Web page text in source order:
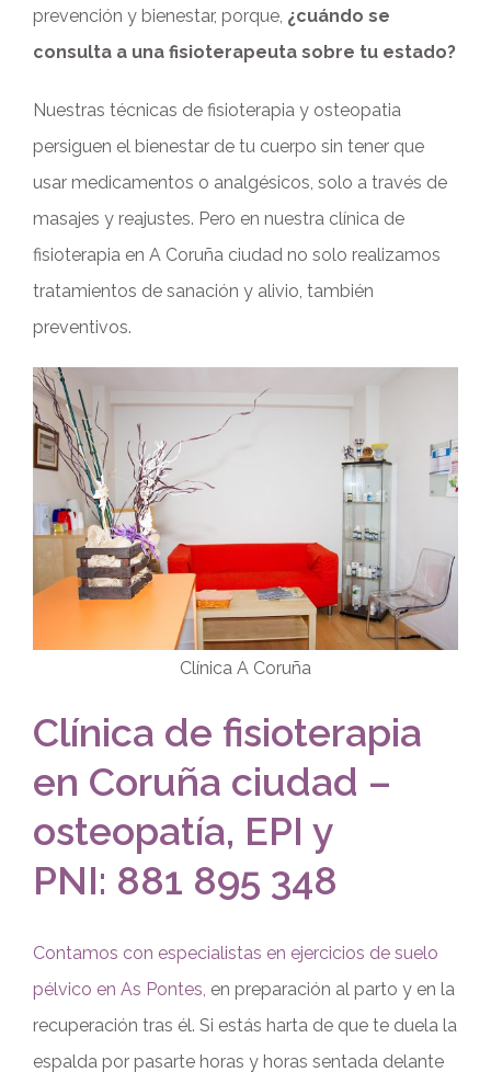
prevención y bienestar, porque, ¿cuándo se
consulta a una fisioterapeuta sobre tu estado?
Nuestras técnicas de fisioterapia y osteopatia
persiguen el bienestar de tu cuerpo sin tener que
usar medicamentos o analgésicos, solo a través de
masajes y reajustes. Pero en nuestra clínica de
fisioterapia en A Coruña ciudad no solo realizamos
tratamientos de sanación y alivio, también
preventivos.
Clínica A Coruña
Clínica de fisioterapia
en Coruña ciudad –
osteopatía, EPI y
PNI: 881 895 348
Contamos con especialistas en ejercicios de suelo
pélvico en As Pontes, en preparación al parto y en la
recuperación tras él. Si estás harta de que te duela la
espalda por pasarte horas y horas sentada delante